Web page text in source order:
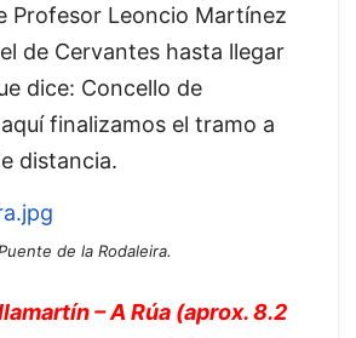
Profesor Leoncio Martínez
de Cervantes hasta llegar
dice: Concello de
finalizamos el tramo a
distancia.
de la Rodaleira.
– A Rúa (aprox. 8.2